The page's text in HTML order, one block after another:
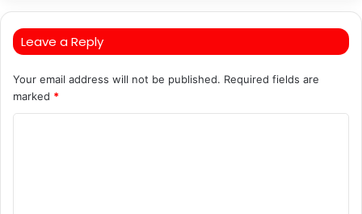
Leave a Reply
Your email address will not be published. Required fields are
marked *